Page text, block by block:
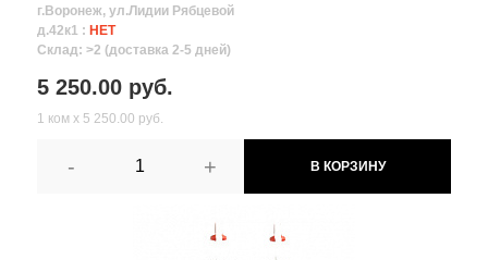
г.Воронеж, ул.Лидии Рябцевой
д.42к1 : НЕТ
Склад: >2 (доставка 2-5 дней)
5 250.00 руб.
1 ком х 5 250.00 руб.
- + В КОРЗИНУ